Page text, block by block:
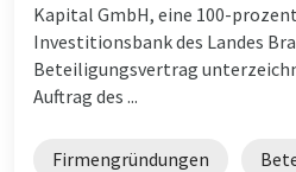
Kapital GmbH, eine 100-
Investitionsbank des Landes
Beteiligungsvertrag
Auftrag des ...
Firmengründungen